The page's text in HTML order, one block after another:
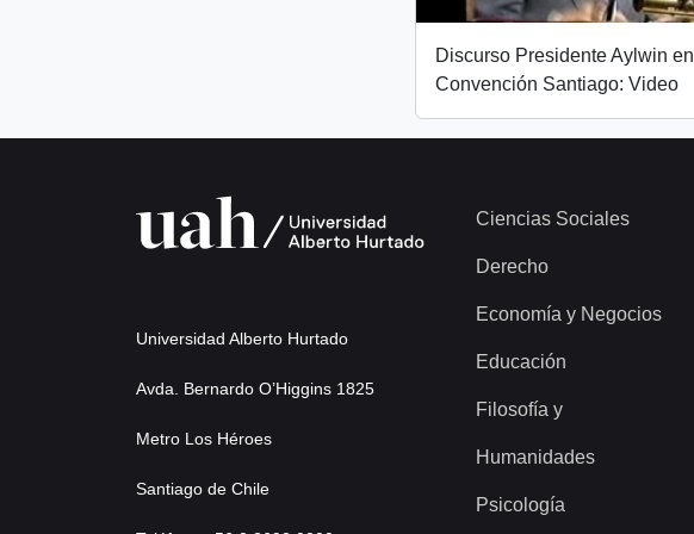
Discurso Presidente Aylwin en
Convención Santiago: Video
Universidad Alberto Hurtado
Avda. Bernardo O’Higgins 1825
Metro Los Héroes
Santiago de Chile
Ciencias Sociales
Derecho
Economía y Negocios
Educación
Filosofía y
Humanidades
Psicología